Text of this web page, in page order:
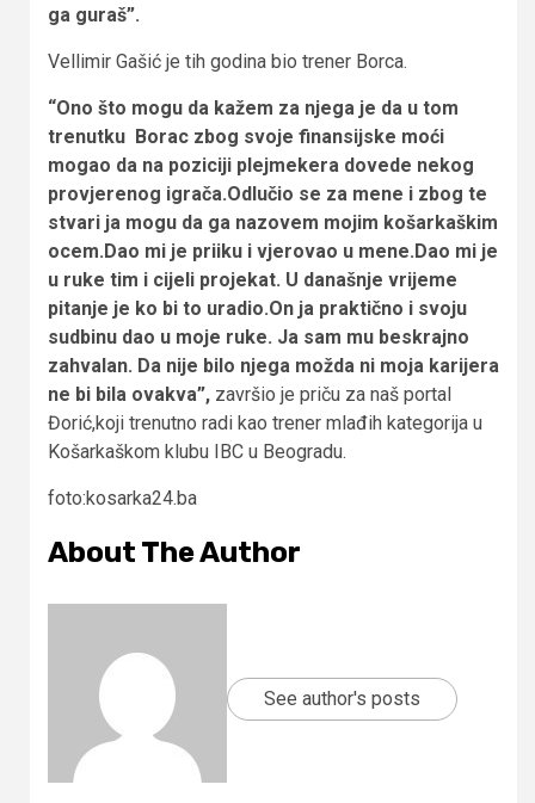
ga guraš”.
Vellimir Gašić je tih godina bio trener Borca.
“Ono što mogu da kažem za njega je da u tom
trenutku Borac zbog svoje finansijske moći
mogao da na poziciji plejmekera dovede nekog
provjerenog igrača.Odlučio se za mene i zbog te
stvari ja mogu da ga nazovem mojim košarkaškim
ocem.Dao mi je priiku i vjerovao u mene.Dao mi je
u ruke tim i cijeli projekat. U današnje vrijeme
pitanje je ko bi to uradio.On ja praktično i svoju
sudbinu dao u moje ruke. Ja sam mu beskrajno
zahvalan. Da nije bilo njega možda ni moja karijera
ne bi bila ovakva”, završio je priču za naš portal
Đorić,koji trenutno radi kao trener mlađih kategorija u
Košarkaškom klubu IBC u Beogradu.
foto:kosarka24.ba
About The Author
See author's posts